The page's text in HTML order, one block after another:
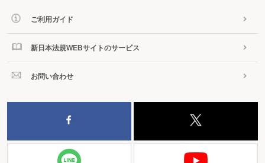
ご利用ガイド
新日本法規WEBサイトのサービス
お問い合わせ